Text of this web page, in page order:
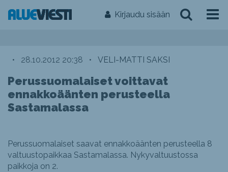
Kirjaudu sisään
• 28.10.2012 20:38 • VELI-MATTI SAKSI
Perussuomalaiset voittavat
ennakkoäänten perusteella
Sastamalassa
Perussuomalaiset saavat ennakkoäänten perusteella 8
valtuustopaikkaa Sastamalassa. Nykyvaltuustossa
paikkoja on 2.